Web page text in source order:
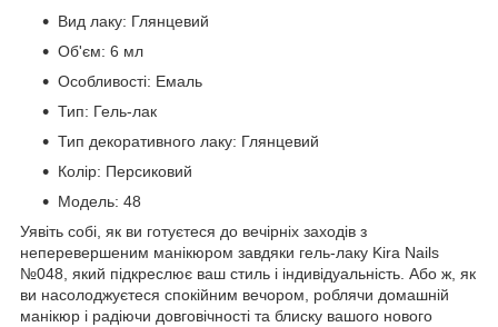
Вид лаку: Глянцевий
Об'єм: 6 мл
Особливості: Емаль
Тип: Гель-лак
Тип декоративного лаку: Глянцевий
Колір: Персиковий
Модель: 48
Уявіть собі, як ви готуєтеся до вечірніх заходів з
неперевершеним манікюром завдяки гель-лаку Kira Nails
№048, який підкреслює ваш стиль і індивідуальність. Або ж, як
ви насолоджуєтеся спокійним вечором, роблячи домашній
манікюр і радіючи довговічності та блиску вашого нового